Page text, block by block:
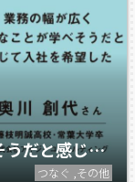
業務の幅が広く色々なことが学べそうだと感じて入社を希望しました。
つなぐ ,その他